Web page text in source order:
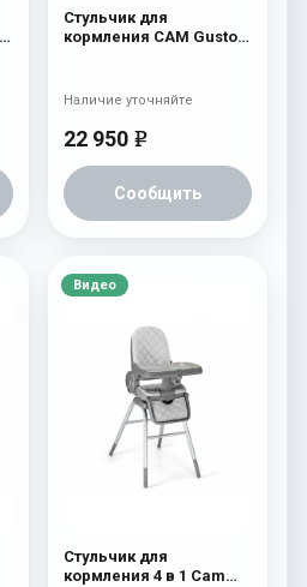
Стульчик для
кормления CAM Gusto
22 950 e
Сообщить
Наличие уточняйте
Видео
Стульчик для
кормления 4 в 1 Cam